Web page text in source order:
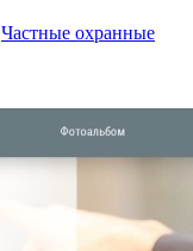
Частные охранные